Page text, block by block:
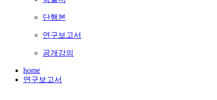
단행본
연구보고서
공개강의
home
연구보고서